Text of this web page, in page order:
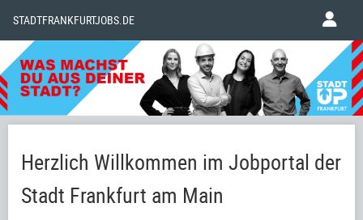
STADTFRANKFURTJOBS.DE
Herzlich Willkommen im Jobportal der
Stadt Frankfurt am Main